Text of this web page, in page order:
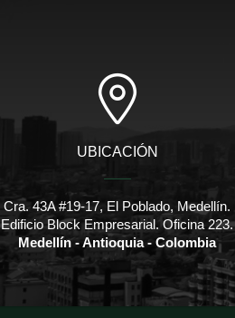
UBICACIÓN
Cra. 43A #19-17, El Poblado, Medellín.
Edificio Block Empresarial. Oficina 223.
Medellín - Antioquia - Colombia